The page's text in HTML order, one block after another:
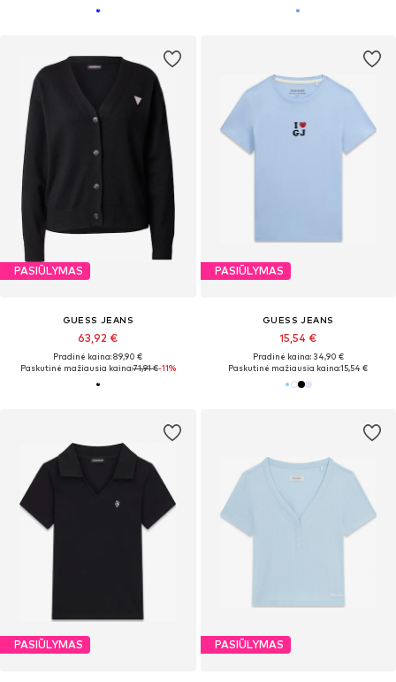
PASIŪLYMAS
GUESS JEANS
63,92 €
Pradinė kaina: 89,90 €
Paskutinė mažiausia kaina:71,91 €-11%
PASIŪLYMAS
GUESS JEANS
15,54 €
Pradinė kaina: 34,90 €
Paskutinė mažiausia kaina:15,54 €
PASIŪLYMAS PASIŪLYMAS